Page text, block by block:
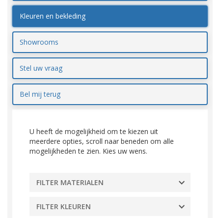
Kleuren en bekleding
Showrooms
Stel uw vraag
Bel mij terug
U heeft de mogelijkheid om te kiezen uit
meerdere opties, scroll naar beneden om alle
mogelijkheden te zien. Kies uw wens.
FILTER MATERIALEN
FILTER KLEUREN